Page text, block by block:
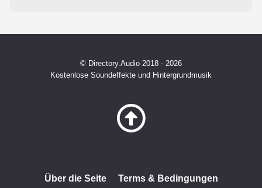
© Directory.Audio 2018 - 2026
Kostenlose Soundeffekte und Hintergrundmusik
Über die Seite Terms & Bedingungen